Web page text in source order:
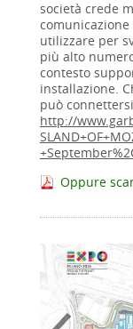
società crede
utilizzare per
più alto
contesto
installazione.
può
http://
Oppure